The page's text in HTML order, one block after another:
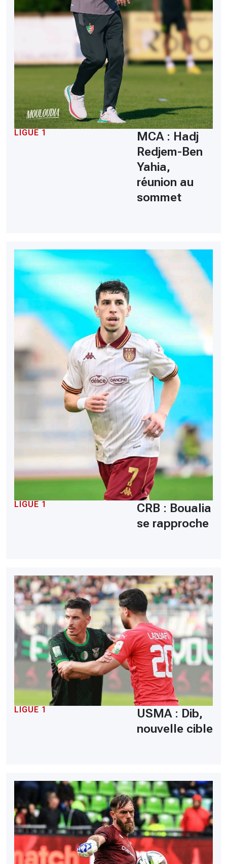
LIGUE 1
MCA : Hadj
Redjem-Ben
Yahia,
réunion au
sommet
LIGUE 1
CRB : Boualia
se rapproche
LIGUE 1
USMA : Dib,
nouvelle cible